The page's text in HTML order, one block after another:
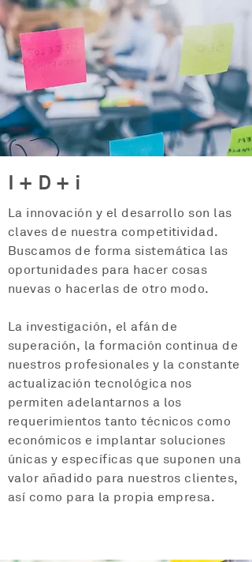
I + D + i
La innovación y el desarrollo son las
claves de nuestra competitividad.
Buscamos de forma sistemática las
oportunidades para hacer cosas
nuevas o hacerlas de otro modo.
La investigación, el afán de
superación, la formación continua de
nuestros profesionales y la constante
actualización tecnológica nos
permiten adelantarnos a los
requerimientos tanto técnicos como
económicos e implantar soluciones
únicas y específicas que suponen una
valor añadido para nuestros clientes,
así como para la propia empresa.